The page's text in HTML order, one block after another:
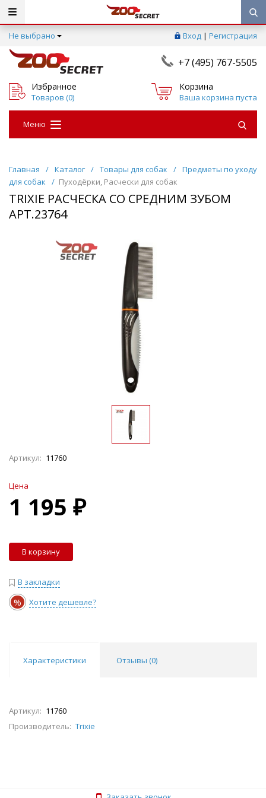
Не выбрано Вход | Регистрация
+7 (495) 767-5505
Избранное
Товаров (0)
Корзина
Ваша корзина пуста
Меню
Главная / Каталог / Товары для собак / Предметы по уходу
для собак
/ Пуходёрки, Расчески для собак
TRIXIE РАСЧЕСКА СО СРЕДНИМ ЗУБОМ
АРТ.23764
Артикул: 11760
Цена
1 195 ₽
В корзину
В закладки
% Хотите дешевле?
Характеристики Отзывы (0)
Артикул: 11760
Производитель: Trixie